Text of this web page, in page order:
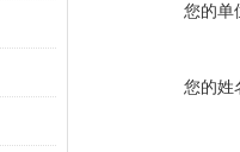
您的单
您的姓